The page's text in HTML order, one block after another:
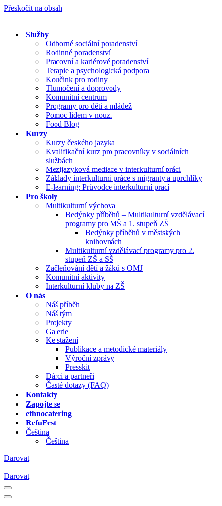
Přeskočit na obsah
Služby
Odborné sociální poradenství
Rodinné poradenství
Pracovní a kariérové poradenství
Terapie a psychologická podpora
Koučink pro rodiny
Tlumočení a doprovody
Komunitní centrum
Programy pro děti a mládež
Pomoc lidem v nouzi
Food Blog
Kurzy
Kurzy českého jazyka
Kvalifikační kurz pro pracovníky v sociálních
službách
Mezijazyková mediace v interkulturní práci
Základy interkulturní práce s migranty a uprchlíky
E-learning: Průvodce interkulturní prací
Pro školy
Multikulturní výchova
Bedýnky příběhů – Multikulturní vzdělávací
programy pro MŠ a 1. stupeň ZŠ
Bedýnky příběhů v městských
knihovnách
Multikulturní vzdělávací programy pro 2.
stupeň ZŠ a SŠ
Začleňování dětí a žáků s OMJ
Komunitní aktivity
Interkulturní kluby na ZŠ
O nás
Náš příběh
Náš tým
Projekty
Galerie
Ke stažení
Publikace a metodické materiály
Výroční zprávy
Presskit
Dárci a partneři
Časté dotazy (FAQ)
Kontakty
Zapojte se
ethnocatering
RefuFest
Čeština
Čeština
Darovat
Darovat
Navigační
menu
Navigační